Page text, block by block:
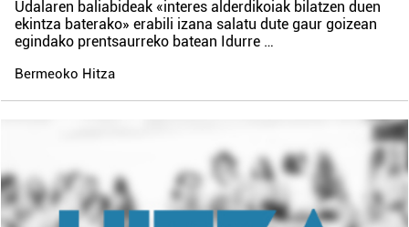
Udalaren baliabideak «interes alderdikoiak bilatzen duen
ekintza baterako» erabili izana salatu dute gaur goizean
egindako prentsaurreko batean Idurre …
Bermeoko Hitza